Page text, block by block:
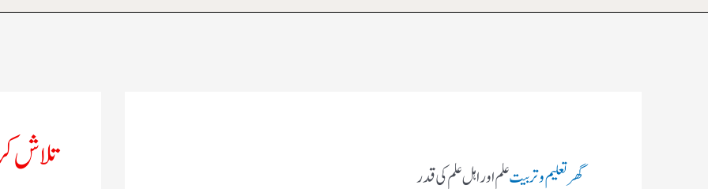
گھرتعلیم و تربیتعلم اور اہل علم کی قدر تلاش